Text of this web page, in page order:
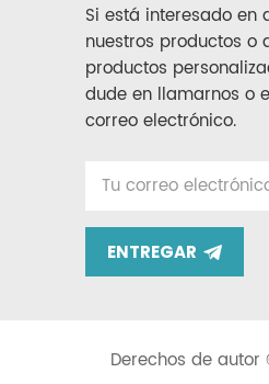
Si está interesado en
nuestros productos o
productos
dude en llamarnos o
correo electrónico.
ENTREGAR
Derechos de autor